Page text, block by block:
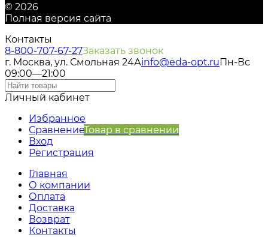
© 2026
Полная версия сайта
Контакты
8-800-707-67-27Заказать звонок
г. Москва, ул. Смольная 24Аinfo@eda-opt.ruПн-Вс
09:00—21:00
Личный кабинет
Избранное
СравнениеТовар в сравнении
Вход
Регистрация
Главная
О компании
Оплата
Доставка
Возврат
Контакты